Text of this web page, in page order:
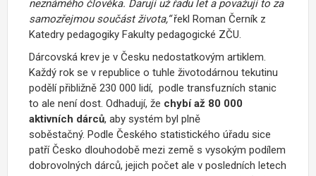
neznámého člověka. Daruji už řadu let a považuji to za
samozřejmou součást života,“řekl Roman Černík z
Katedry pedagogiky Fakulty pedagogické ZČU.
Dárcovská krev je v Česku nedostatkovým artiklem.
Každý rok se v republice o tuhle životodárnou tekutinu
podělí přibližně 230 000 lidí, podle transfuzních stanic
to ale není dost. Odhadují, že chybí až 80 000
aktivních dárců, aby systém byl plně
soběstačný. Podle Českého statistického úřadu sice
patří Česko dlouhodobě mezi země s vysokým podílem
dobrovolných dárců, jejich počet ale v posledních letech